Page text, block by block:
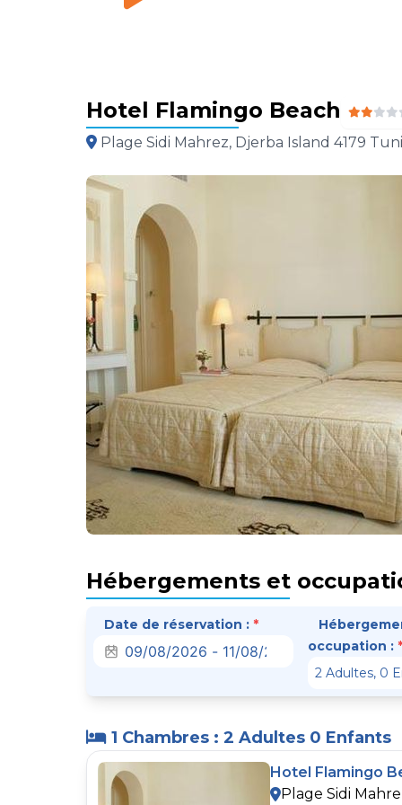
Hotel Flamingo Beach
Plage Sidi Mahrez, Djerba Island 4179
Hébergements et
Date de réservation : *
occupation : *
1 Chambres : 2 Adultes 0 Enfants
Hotel Flamingo
Plage Sidi